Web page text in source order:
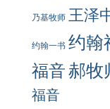
乃基牧师 王泽
约翰一书 约翰
福音郝牧
福音